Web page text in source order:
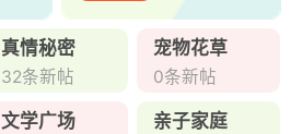
真情秘密
32条新帖
宠物花草
0条新帖
文学广场 亲子家庭